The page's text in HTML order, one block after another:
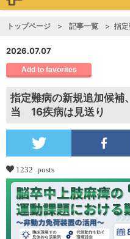
トップページ 記事一覧 指定難
2026.07.07
Add to favorites
指定難病の新規追加候
当 16疾病は見送り
1232 posts